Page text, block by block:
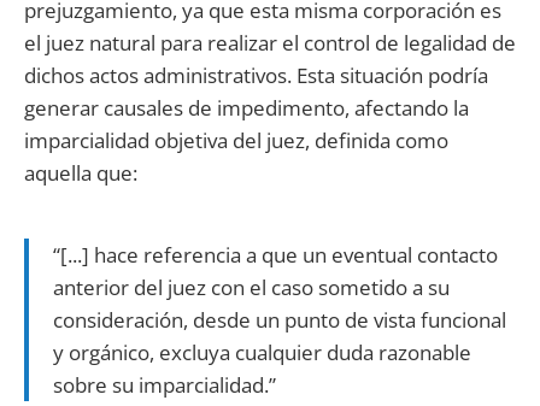
prejuzgamiento, ya que esta misma corporación es
el juez natural para realizar el control de legalidad de
dichos actos administrativos. Esta situación podría
generar causales de impedimento, afectando la
imparcialidad objetiva del juez, definida como
aquella que:
“[...] hace referencia a que un eventual contacto
anterior del juez con el caso sometido a su
consideración, desde un punto de vista funcional
y orgánico, excluya cualquier duda razonable
sobre su imparcialidad.”